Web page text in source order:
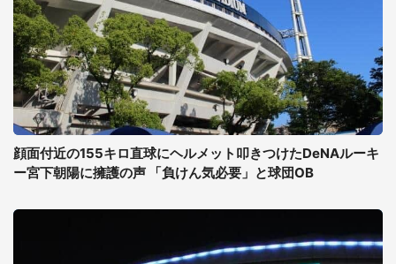
顔面付近の155キロ直球にヘルメット叩きつけたDeNAルーキ
ー宮下朝陽に擁護の声 「負けん気必要」と球団OB